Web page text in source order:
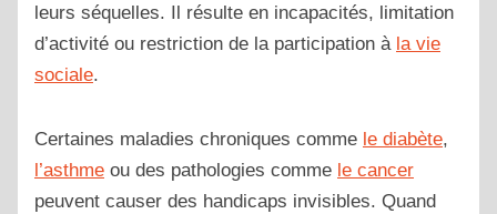
leurs séquelles. Il résulte en incapacités, limitation
d’activité ou restriction de la participation à la vie
sociale.
Certaines maladies chroniques comme le diabète,
l’asthme ou des pathologies comme le cancer
peuvent causer des handicaps invisibles. Quand